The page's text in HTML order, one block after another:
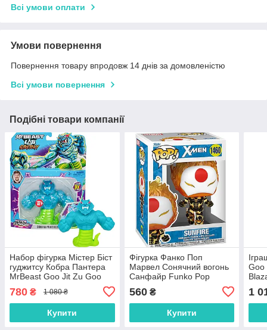
Всі умови оплати
Умови повернення
Повернення товару впродовж 14 днів за домовленістю
Всі умови повернення
Подібні товари компанії
Набор фігурка Містер Біст
гуджитсу Кобра Пантера
MrBeast Goo Jit Zu Goo
780 ₴ 1 080 ₴
Купити
Фігурка Фанко Поп
Марвел Сонячний вогонь
Санфайр Funko Pop
84117
560₴
Купити
Goo
1